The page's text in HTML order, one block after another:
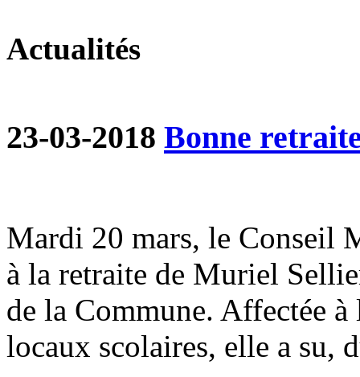
Actualités
23-03-2018 Bonne
Mardi 20 mars, le Conseil
à la retraite de Muriel
de la Commune. Affectée
locaux scolaires, elle a su,